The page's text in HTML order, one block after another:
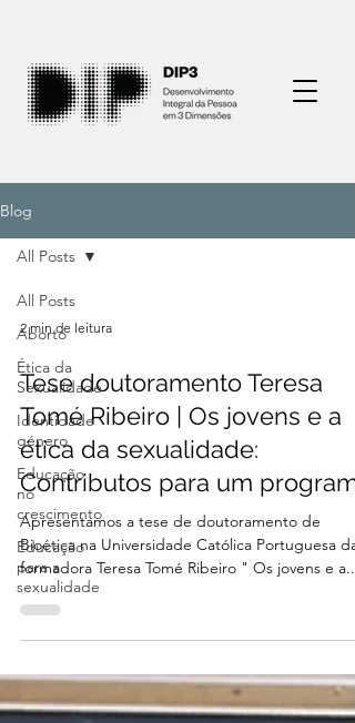
Blog
All Posts
Aborto
Ética da
Sexualidade
Identidade
género
Educação
no
crescimento
Educação
para a
sexualidade
All Posts
2 min de leitura
Tese doutoramento Teresa
Tomé Ribeiro | Os jovens e a
ética da sexualidade:
Contributos para um
Apresentamos a tese de doutoramento de
Bioética na Universidade Católica Portuguesa da
formadora Teresa Tomé Ribeiro " Os jovens e a...